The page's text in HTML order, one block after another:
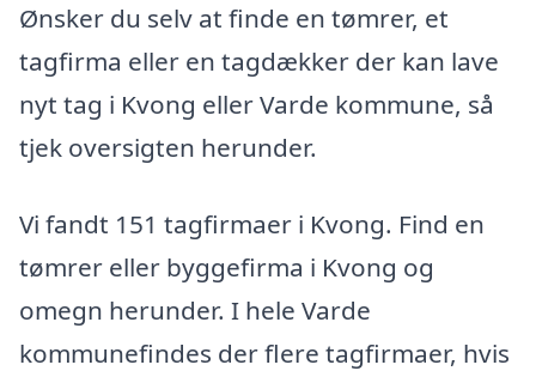
Ønsker du selv at finde en tømrer, et
tagfirma eller en tagdækker der kan lave
nyt tag i Kvong eller Varde kommune, så
tjek oversigten herunder.
Vi fandt 151 tagfirmaer i Kvong. Find en
tømrer eller byggefirma i Kvong og
omegn herunder. I hele Varde
kommunefindes der flere tagfirmaer, hvis